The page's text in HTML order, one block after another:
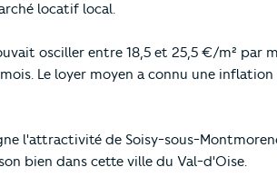
locatif local.
osciller entre 18,5 et 25,5 €/m² par
Le loyer moyen a connu une inflation
l'attractivité de Soisy-sous-
bien dans cette ville du Val-d'Oise.